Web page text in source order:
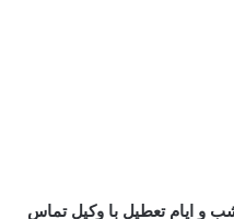
و ایام تعطیل با وکیل تماس